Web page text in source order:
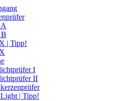
| Tipp!
I
II
| Tipp!